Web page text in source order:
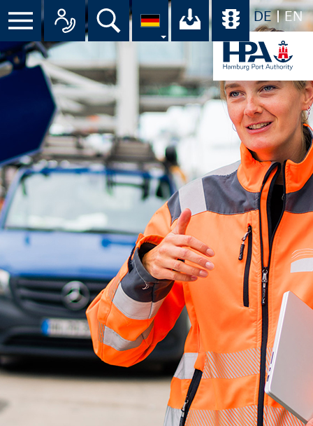
DE EN
Suche Ihr Download-